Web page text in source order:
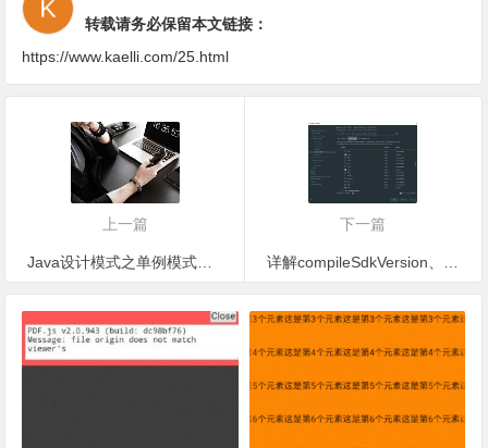
转载请务必保留本文链接：
https://www.kaelli.com/25.html
上一篇 下一篇